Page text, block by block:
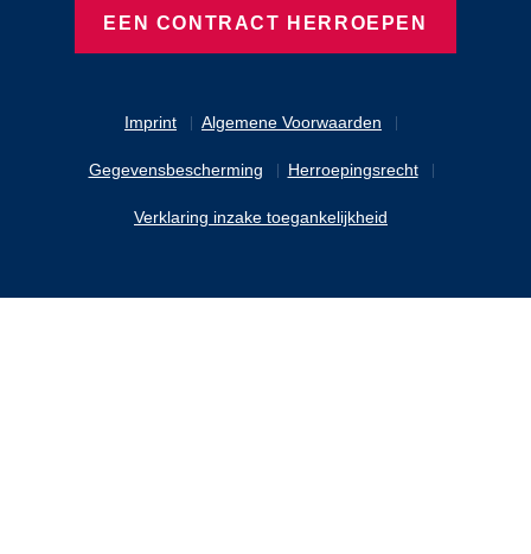
Imprint Algemene Voorwaarden
Gegevensbescherming Herroepingsrecht
Verklaring inzake toegankelijkheid
EEN CONTRACT HERROEPEN